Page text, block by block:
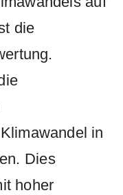
die
‍in
Dies
hoher